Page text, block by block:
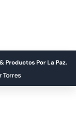
Productos Por La Paz.
Torres